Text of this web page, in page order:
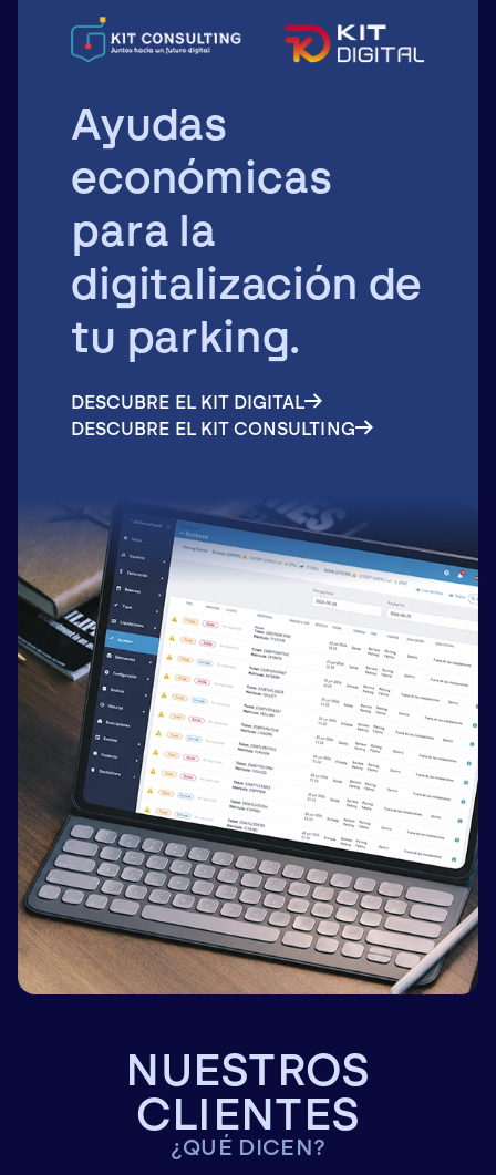
Ayudas
económicas
para la
digitalización de
tu parking.
DESCUBRE EL KIT DIGITAL
DESCUBRE EL KIT CONSULTING
NUESTROS
CLIENTES
¿QUÉ DICEN?